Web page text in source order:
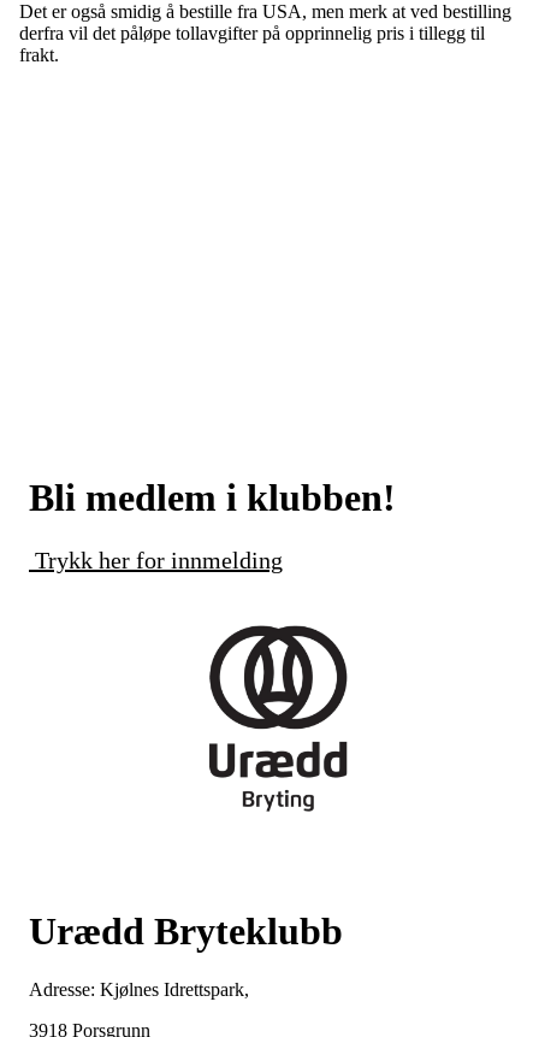
Det er også smidig å bestille fra USA, men merk at ved bestilling
derfra vil det påløpe tollavgifter på opprinnelig pris i tillegg til
frakt.
Bli medlem i klubben!
Trykk her for innmelding
Urædd Bryteklubb
Adresse: Kjølnes Idrettspark,
3918 Porsgrunn